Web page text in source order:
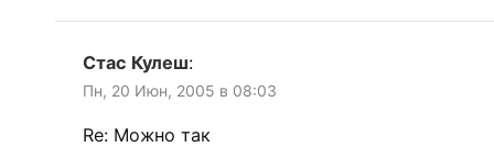
Стас Кулеш:
Пн, 20 Июн, 2005 в 08:03
Re: Можно так